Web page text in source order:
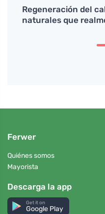
Regeneración del
naturales que
Ferwer
Quiénes somos
Mayorista
Descarga la app
Get it on
Google Play